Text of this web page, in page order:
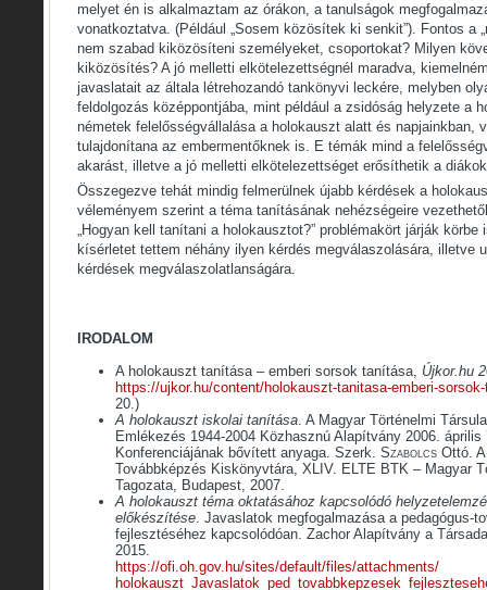
melyet én is alkalmaztam az órákon, a tanulságok
vonatkoztatva. (Például „Sosem közösítek ki senkit”). Fontos a
nem szabad kiközösíteni személyeket, csoportokat? Milyen
kiközösítés? A jó melletti elkötelezettségnél maradva,
javaslatait az általa létrehozandó tankönyvi leckére, melyben
feldolgozás középpontjába, mint például a zsidóság helyzete a
németek felelősségvállalása a holokauszt alatt és napjainkban,
tulajdonítana az embermentőknek is. E témák mind a
akarást, illetve a jó melletti elkötelezettséget erősíthetik a
Összegezve tehát mindig felmerülnek újabb kérdések a
véleményem szerint a téma tanításának nehézségeire
„Hogyan kell tanítani a holokausztot?” problémakört járják körbe
kísérletet tettem néhány ilyen kérdés megválaszolására, illetve
kérdések megválaszolatlanságára.
IRODALOM
A holokauszt tanítása – emberi sorsok tanítása, Újkor.hu
https://ujkor.hu/content/holokauszt-tanitasa-emberi-
20.)
A holokauszt iskolai tanítása. A Magyar Történelmi
Emlékezés 1944-2004 Közhasznú Alapítvány 2006. április
Konferenciájának bővített anyaga. Szerk. Szabolcs Ottó.
Továbbképzés Kiskönyvtára, XLIV. ELTE BTK – Magyar
Tagozata, Budapest, 2007.
A holokauszt téma oktatásához kapcsolódó
előkészítése. Javaslatok megfogalmazása a pedagógus-
fejlesztéséhez kapcsolódóan. Zachor Alapítvány a
2015.
https://ofi.oh.gov.hu/sites/default/files/attachments/